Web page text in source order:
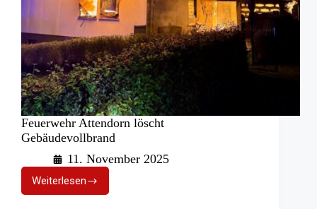
Feuerwehr Attendorn löscht
Gebäudevollbrand
11. November 2025
WeiterlesenFeuerwehr
Attendorn